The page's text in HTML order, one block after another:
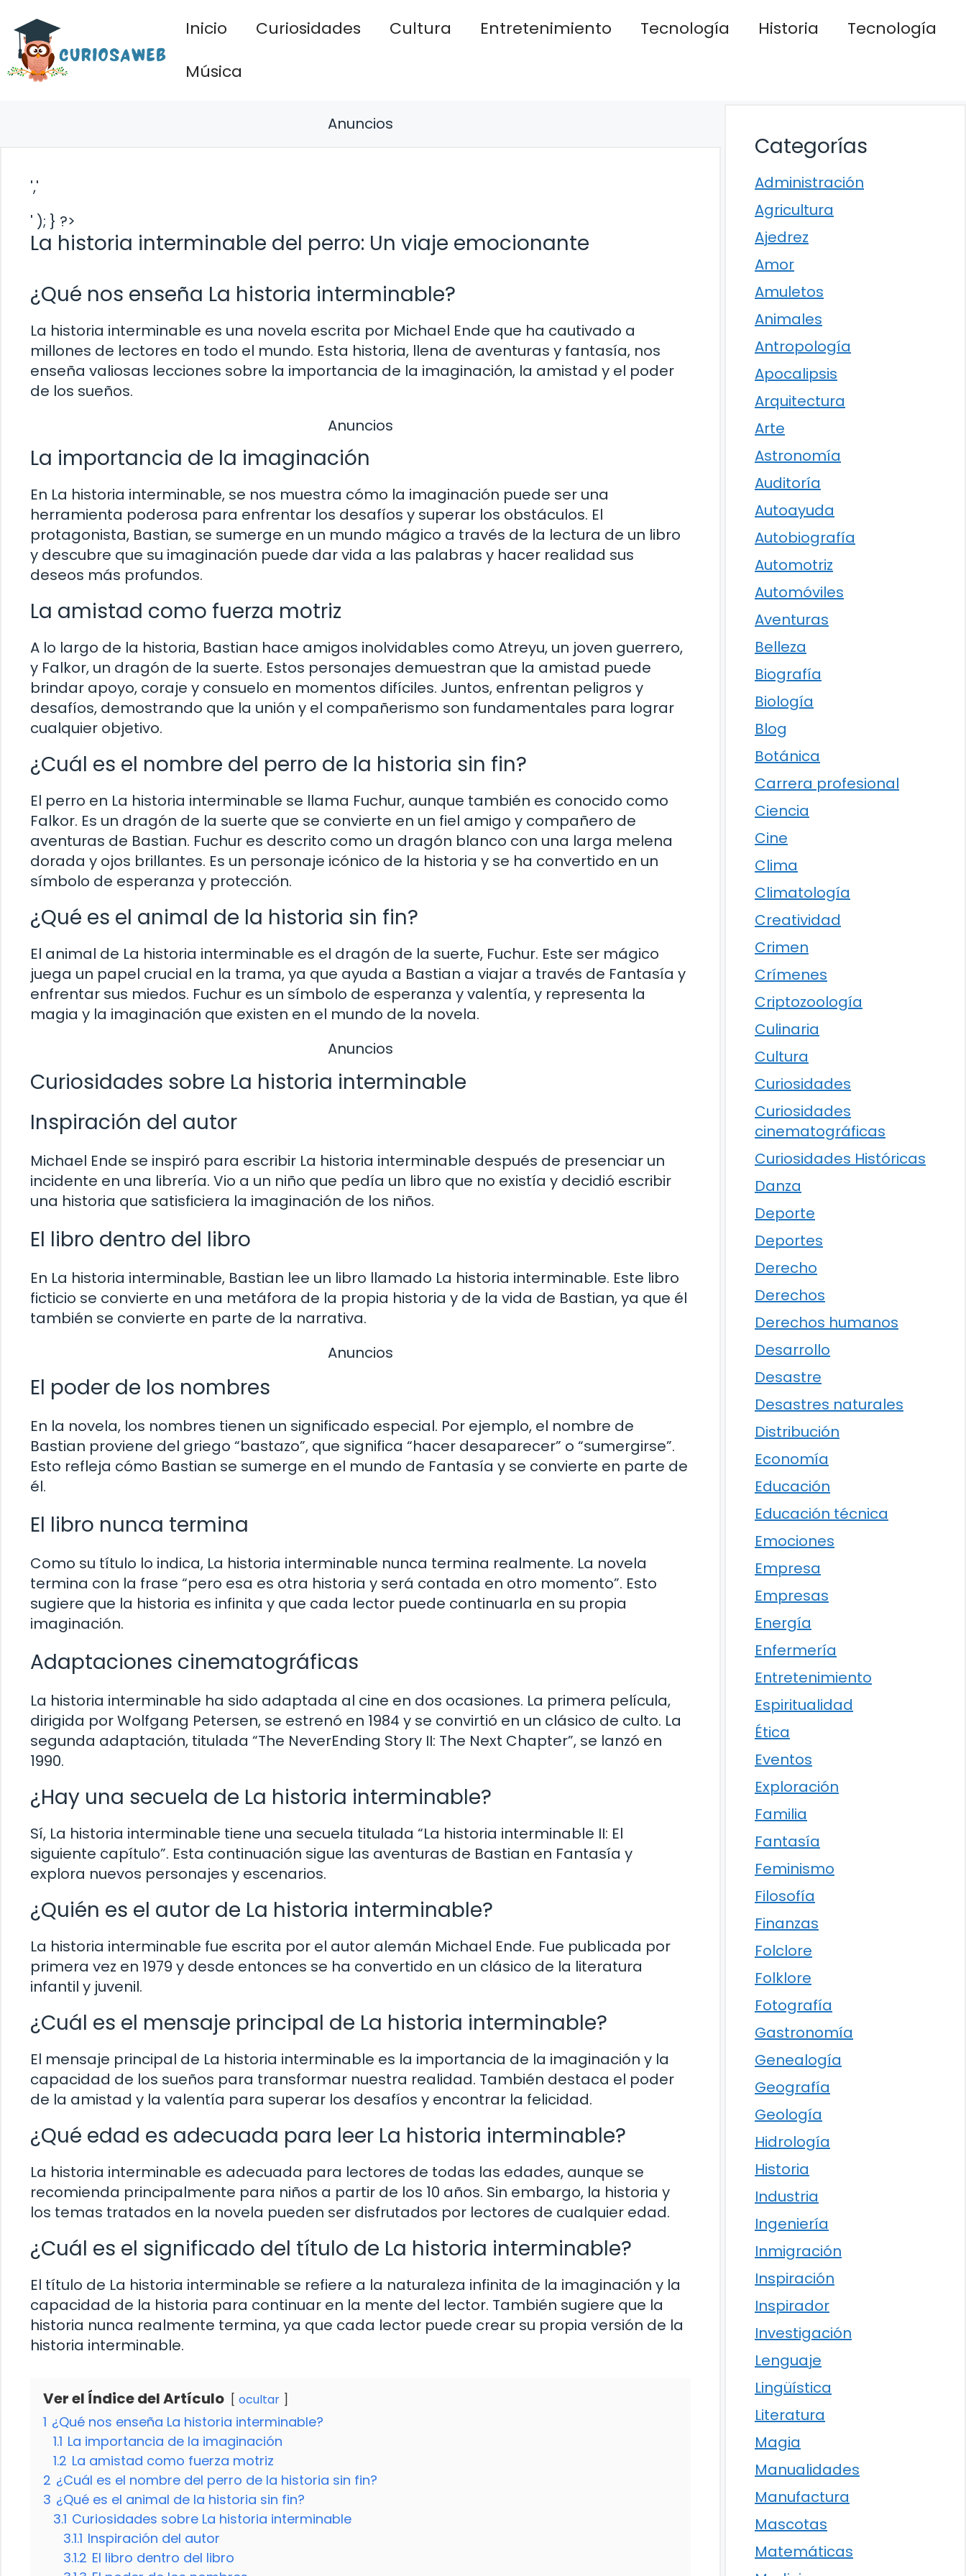
contenido
Inicio Curiosidades Cultura Entretenimiento Tecnología Historia
Tecnología
Música
Anuncios
','
' ); } ?>
La historia interminable del perro: Un viaje emocionante
¿Qué nos enseña La historia interminable?
La historia interminable es una novela escrita por Michael Ende que ha cautivado a
millones de lectores en todo el mundo. Esta historia, llena de aventuras y fantasía, nos
enseña valiosas lecciones sobre la importancia de la imaginación, la amistad y el poder
de los sueños.
Anuncios
La importancia de la imaginación
En La historia interminable, se nos muestra cómo la imaginación puede ser una
herramienta poderosa para enfrentar los desafíos y superar los obstáculos. El
protagonista, Bastian, se sumerge en un mundo mágico a través de la lectura de un libro
y descubre que su imaginación puede dar vida a las palabras y hacer realidad sus
deseos más profundos.
La amistad como fuerza motriz
A lo largo de la historia, Bastian hace amigos inolvidables como Atreyu, un joven guerrero,
y Falkor, un dragón de la suerte. Estos personajes demuestran que la amistad puede
brindar apoyo, coraje y consuelo en momentos difíciles. Juntos, enfrentan peligros y
desafíos, demostrando que la unión y el compañerismo son fundamentales para lograr
cualquier objetivo.
¿Cuál es el nombre del perro de la historia sin fin?
El perro en La historia interminable se llama Fuchur, aunque también es conocido como
Falkor. Es un dragón de la suerte que se convierte en un fiel amigo y compañero de
aventuras de Bastian. Fuchur es descrito como un dragón blanco con una larga melena
dorada y ojos brillantes. Es un personaje icónico de la historia y se ha convertido en un
símbolo de esperanza y protección.
¿Qué es el animal de la historia sin fin?
El animal de La historia interminable es el dragón de la suerte, Fuchur. Este ser mágico
juega un papel crucial en la trama, ya que ayuda a Bastian a viajar a través de Fantasía y
enfrentar sus miedos. Fuchur es un símbolo de esperanza y valentía, y representa la
magia y la imaginación que existen en el mundo de la novela.
Anuncios
Curiosidades sobre La historia interminable
Inspiración del autor
Michael Ende se inspiró para escribir La historia interminable después de presenciar un
incidente en una librería. Vio a un niño que pedía un libro que no existía y decidió escribir
una historia que satisficiera la imaginación de los niños.
El libro dentro del libro
En La historia interminable, Bastian lee un libro llamado La historia interminable. Este libro
ficticio se convierte en una metáfora de la propia historia y de la vida de Bastian, ya que él
también se convierte en parte de la narrativa.
Anuncios
El poder de los nombres
En la novela, los nombres tienen un significado especial. Por ejemplo, el nombre de
Bastian proviene del griego “bastazo”, que significa “hacer desaparecer” o “sumergirse”.
Esto refleja cómo Bastian se sumerge en el mundo de Fantasía y se convierte en parte de
él.
El libro nunca termina
Como su título lo indica, La historia interminable nunca termina realmente. La novela
termina con la frase “pero esa es otra historia y será contada en otro momento”. Esto
sugiere que la historia es infinita y que cada lector puede continuarla en su propia
imaginación.
Adaptaciones cinematográficas
La historia interminable ha sido adaptada al cine en dos ocasiones. La primera película,
dirigida por Wolfgang Petersen, se estrenó en 1984 y se convirtió en un clásico de culto. La
segunda adaptación, titulada “The NeverEnding Story II: The Next Chapter”, se lanzó en
1990.
¿Hay una secuela de La historia interminable?
Sí, La historia interminable tiene una secuela titulada “La historia interminable II: El
siguiente capítulo”. Esta continuación sigue las aventuras de Bastian en Fantasía y
explora nuevos personajes y escenarios.
¿Quién es el autor de La historia interminable?
La historia interminable fue escrita por el autor alemán Michael Ende. Fue publicada por
primera vez en 1979 y desde entonces se ha convertido en un clásico de la literatura
infantil y juvenil.
¿Cuál es el mensaje principal de La historia interminable?
El mensaje principal de La historia interminable es la importancia de la imaginación y la
capacidad de los sueños para transformar nuestra realidad. También destaca el poder
de la amistad y la valentía para superar los desafíos y encontrar la felicidad.
¿Qué edad es adecuada para leer La historia interminable?
La historia interminable es adecuada para lectores de todas las edades, aunque se
recomienda principalmente para niños a partir de los 10 años. Sin embargo, la historia y
los temas tratados en la novela pueden ser disfrutados por lectores de cualquier edad.
¿Cuál es el significado del título de La historia interminable?
El título de La historia interminable se refiere a la naturaleza infinita de la imaginación y la
capacidad de la historia para continuar en la mente del lector. También sugiere que la
historia nunca realmente termina, ya que cada lector puede crear su propia versión de la
historia interminable.
Ver el Índice del Artículo ocultar
1 ¿Qué nos enseña La historia interminable?
1.1 La importancia de la imaginación
1.2 La amistad como fuerza motriz
2 ¿Cuál es el nombre del perro de la historia sin fin?
3 ¿Qué es el animal de la historia sin fin?
3.1 Curiosidades sobre La historia interminable
3.1.1 Inspiración del autor
3.1.2 El libro dentro del libro
Categorías
Administración
Agricultura
Ajedrez
Amor
Amuletos
Animales
Antropología
Apocalipsis
Arquitectura
Arte
Astronomía
Auditoría
Autoayuda
Autobiografía
Automotriz
Automóviles
Aventuras
Belleza
Biografía
Biología
Blog
Botánica
Carrera profesional
Ciencia
Cine
Clima
Climatología
Creatividad
Crimen
Crímenes
Criptozoología
Culinaria
Cultura
Curiosidades
Curiosidades
cinematográficas
Curiosidades Históricas
Danza
Deporte
Deportes
Derecho
Derechos
Derechos humanos
Desarrollo
Desastre
Desastres naturales
Distribución
Economía
Educación
Educación técnica
Emociones
Empresa
Empresas
Energía
Enfermería
Entretenimiento
Espiritualidad
Ética
Eventos
Exploración
Familia
Fantasía
Feminismo
Filosofía
Finanzas
Folclore
Folklore
Fotografía
Gastronomía
Genealogía
Geografía
Geología
Hidrología
Historia
Industria
Ingeniería
Inmigración
Inspiración
Inspirador
Investigación
Lenguaje
Lingüística
Literatura
Magia
Manualidades
Manufactura
Mascotas
Matemáticas